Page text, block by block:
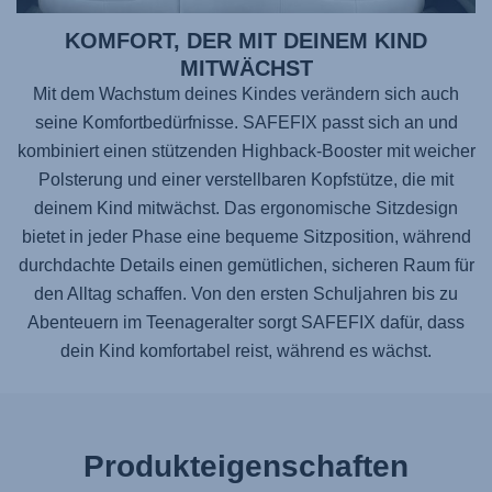
KOMFORT, DER MIT DEINEM KIND
MITWÄCHST
Mit dem Wachstum deines Kindes verändern sich auch
seine Komfortbedürfnisse. SAFEFIX passt sich an und
kombiniert einen stützenden Highback-Booster mit weicher
Polsterung und einer verstellbaren Kopfstütze, die mit
deinem Kind mitwächst. Das ergonomische Sitzdesign
bietet in jeder Phase eine bequeme Sitzposition, während
durchdachte Details einen gemütlichen, sicheren Raum für
den Alltag schaffen. Von den ersten Schuljahren bis zu
Abenteuern im Teenageralter sorgt SAFEFIX dafür, dass
dein Kind komfortabel reist, während es wächst.
Produkteigenschaften